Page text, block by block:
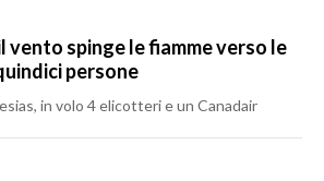
vento spinge le fiamme verso le
persone
in volo 4 elicotteri e un Canadair